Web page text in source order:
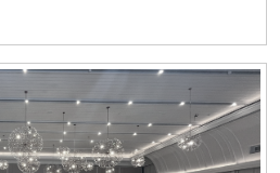
ทักษะด้านการบริหารความเสี่ยงให้
ดับ เพื่อให้สามารถนำหลักการบริหาร
วางแผน การบริหารงาน และการ
ผ่านกิจกรรมเชิงปฏิบัติการ พร้อม
รณ์และแนวปฏิบัติที่ดีร่วมกัน ทั้งนี้ ได้
รมาลาทอง ผู้อำนวยการศูนย์บริหาร